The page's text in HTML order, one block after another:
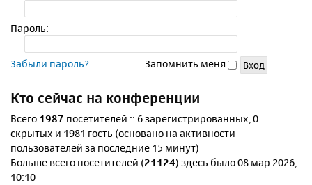
Пароль:
Забыли пароль? Запомнить меня
Кто сейчас на конференции
Всего 1987 посетителей :: 6 зарегистрированных, 0
скрытых и 1981 гость (основано на активности
пользователей за последние 15 минут)
Больше всего посетителей (21124) здесь было 08 мар 2026,
10:10